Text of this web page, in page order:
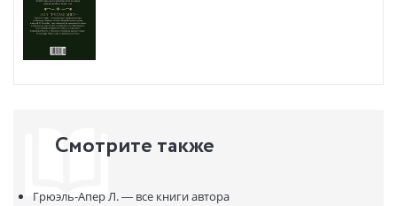
истории. «Половина человечества — это женщины (чуть больше
половины), как бы банально это ни звучало. Воссоздать историю
женщин, неверно изложенную консервативными историками
к реальности картину и обратить внимание читателя на
привилегированное положение русских женщин». (Лиз Грюэль-
Смотрите также
Грюэль-Апер Л. — все книги автора